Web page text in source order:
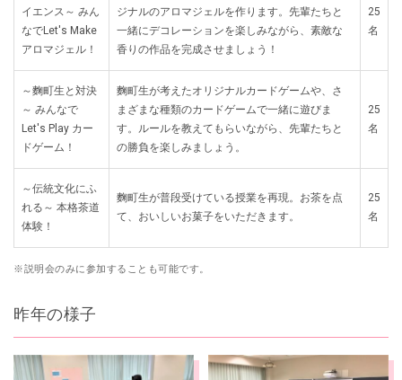
イエンス～ みん
なでLet's Make
アロマジェル！
ジナルのアロマジェルを作ります。先輩たちと
一緒にデコレーションを楽しみながら、素敵な
香りの作品を完成させましょう！
25
名
～麴町生と対決
～ みんなで
Let's Play カー
ドゲーム！
麴町生が考えたオリジナルカードゲームや、さ
まざまな種類のカードゲームで一緒に遊びま
す。ルールを教えてもらいながら、先輩たちと
の勝負を楽しみましょう。
25
名
～伝統文化にふ
れる～ 本格茶道
体験！
麴町生が普段受けている授業を再現。お茶を点
て、おいしいお菓子をいただきます。
25
名
※説明会のみに参加することも可能です。
昨年の様子